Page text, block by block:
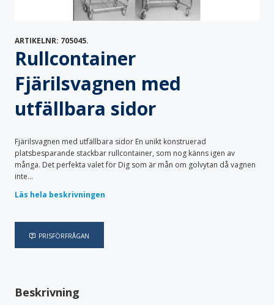
Säckställ
Vagnöverdrag
Vård & Omsorg
Bodystocking & pyjamas
Handdukar & frotté
Inkontinensskydd
Lakansskydd & draglakan
Skyddskläder & förkläden
ARTIKELNR: 705045.
Rullcontainer
Fjärilsvagnen med
utfällbara sidor
Fjärilsvagnen med utfällbara sidor En unikt konstruerad
platsbesparande stackbar rullcontainer, som nog känns igen av
många. Det perfekta valet för Dig som är mån om golvytan då vagnen
inte...
Läs hela beskrivningen
PRISFÖRFRÅGAN
Beskrivning